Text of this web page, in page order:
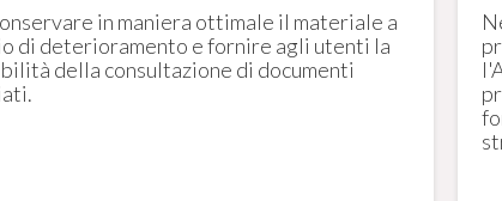
in maniera ottimale il materiale a
di deterioramento e fornire agli utenti la
della consultazione di documenti